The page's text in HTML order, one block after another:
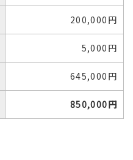
200,000円
5,000円
645,000円
850,000円